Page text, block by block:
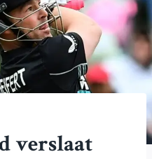
verslaat